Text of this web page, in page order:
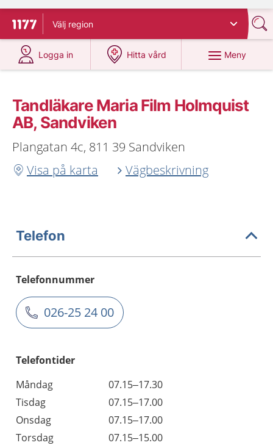
Till startsidan för 1177
Välj region
Logga in
på 1177.se
Hitta vård
på 1177.se
Meny
Tandläkare Maria Film Holmquist
AB, Sandviken
Plangatan 4c, 811 39 Sandviken
Visa på karta
Vägbeskrivning
Telefon
Telefonnummer
026-25 24 00
Telefontider
Måndag
07.15–17.30
Tisdag
07.15–17.00
Onsdag
07.15–17.00
Torsdag
07.15–15.00